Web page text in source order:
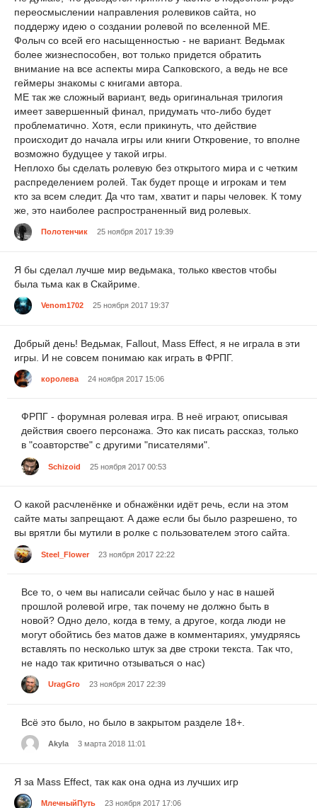
переосмыслении направления ролевиков сайта, но
поддержу идею о создании ролевой по вселенной МЕ.
Фолыч со всей его насыщенностью - не вариант. Ведьмак
более жизнеспособен, вот только придется обратить
внимание на все аспекты мира Сапковского, а ведь не все
геймеры знакомы с книгами автора.
МЕ так же сложный вариант, ведь оригинальная трилогия
имеет завершенный финал, придумать что-либо будет
проблематично. Хотя, если прикинуть, что действие
происходит до начала игры или книги Откровение, то вполне
возможно будущее у такой игры.
Неплохо бы сделать ролевую без открытого мира и с четким
распределением ролей. Так будет проще и игрокам и тем
кто за всем следит. Да что там, хватит и пары человек. К тому
же, это наиболее распространенный вид ролевых.
Полотенчик 25 ноября 2017 19:39
Я бы сделал лучше мир ведьмака, только квестов чтобы
была тьма как в Скайриме.
Venom1702 25 ноября 2017 19:37
Добрый день! Ведьмак, Fallout, Mass Effect, я не играла в эти
игры. И не совсем понимаю как играть в ФРПГ.
королева 24 ноября 2017 15:06
ФРПГ - форумная ролевая игра. В неё играют, описывая
действия своего персонажа. Это как писать рассказ, только
в "соавторстве" с другими "писателями".
Schizoid 25 ноября 2017 00:53
О какой расчленёнке и обнажёнки идёт речь, если на этом
сайте маты запрещают. А даже если бы было разрешено, то
вы врятли бы мутили в ролке с пользователем этого сайта.
Steel_Flower 23 ноября 2017 22:22
Все то, о чем вы написали сейчас было у нас в нашей
прошлой ролевой игре, так почему не должно быть в
новой? Одно дело, когда в тему, а другое, когда люди не
могут обойтись без матов даже в комментариях, умудряясь
вставлять по несколько штук за две строки текста. Так что,
не надо так критично отзываться о нас)
UragGro 23 ноября 2017 22:39
Всё это было, но было в закрытом разделе 18+.
Akyla 3 марта 2018 11:01
Я за Mass Effect, так как она одна из лучших игр
МлечныйПуть 23 ноября 2017 17:06